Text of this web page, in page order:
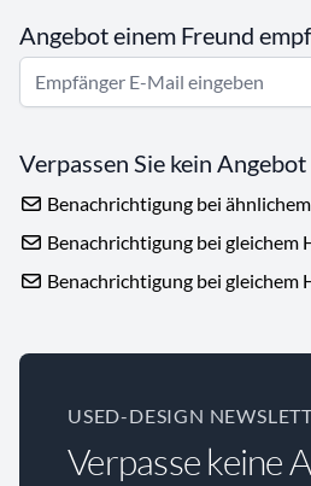
Angebot einem Freund
Verpassen Sie kein Angebot
Benachrichtigung bei
Benachrichtigung bei gleichem
Benachrichtigung bei gleichem
USED-DESIGN
Verpasse keine